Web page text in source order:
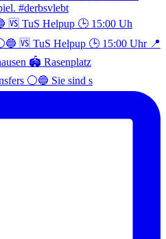
TuS Helpup 🕒 15:00 Uh
⚪️🔵 Sie sind s